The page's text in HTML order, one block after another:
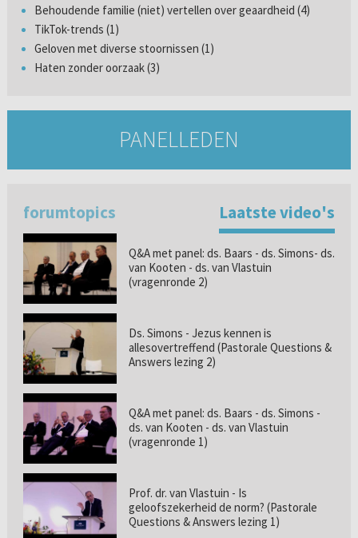
Behoudende familie (niet) vertellen over geaardheid (4)
TikTok-trends (1)
Geloven met diverse stoornissen (1)
Haten zonder oorzaak (3)
PANELLEDEN
forumtopics Laatste video's
Q&A met panel: ds. Baars - ds. Simons- ds.
van Kooten - ds. van Vlastuin
(vragenronde 2)
Ds. Simons - Jezus kennen is
allesovertreffend (Pastorale Questions &
Answers lezing 2)
Q&A met panel: ds. Baars - ds. Simons -
ds. van Kooten - ds. van Vlastuin
(vragenronde 1)
Prof. dr. van Vlastuin - Is
geloofszekerheid de norm? (Pastorale
Questions & Answers lezing 1)